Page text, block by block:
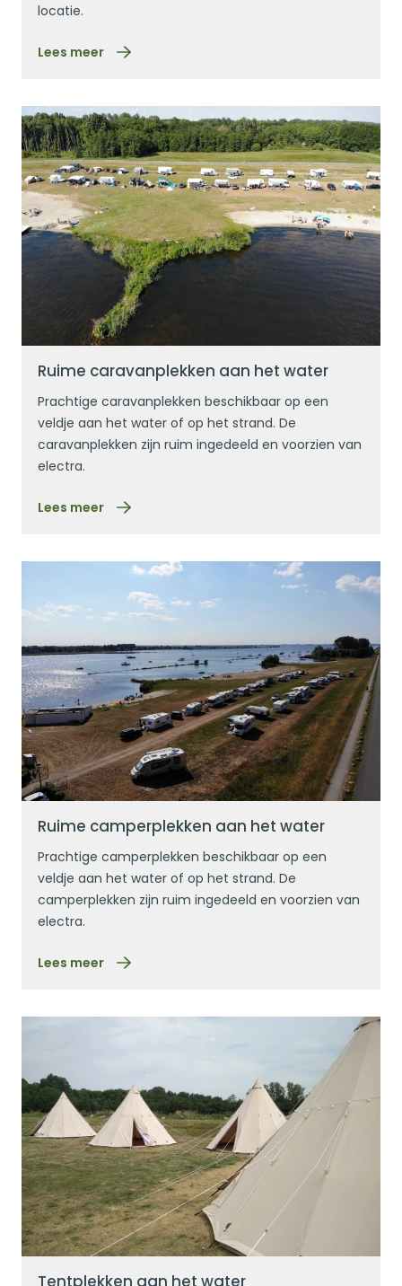
locatie.
Lees meer
Lees meer
Ruime caravanplekken aan het water
Prachtige caravanplekken beschikbaar op een
veldje aan het water of op het strand. De
caravanplekken zijn ruim ingedeeld en voorzien van
electra.
Lees meer
Lees meer
Ruime camperplekken aan het water
Prachtige camperplekken beschikbaar op een
veldje aan het water of op het strand. De
camperplekken zijn ruim ingedeeld en voorzien van
electra.
Lees meer
Lees meer
Tentplekken aan het water